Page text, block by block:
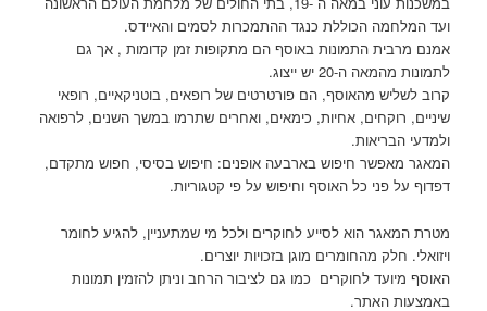
ועד המלחמה הכוללת כנגד ההתמכרות לסמים והאיידס.
אמנם מרבית התמונות באוסף הם מתקופות זמן קדומות , אך גם
לתמונות מהמאה ה-20 יש ייצוג.
קרוב לשליש מהאוסף, הם פורטרטים של רופאים, בוטניקאיים, רופאי
שיניים, רוקחים, אחיות, כימאים, ואחרים שתרמו במשך השנים, לרפואה
ולמדעי הבריאות.
המאגר מאפשר חיפוש בארבעה אופנים: חיפוש בסיסי, חפוש מתקדם,
דפדוף על פני כל האוסף וחיפוש על פי קטגוריות.
מטרת המאגר הוא לסייע לחוקרים ולכל מי שמתעניין, להגיע לחומר
ויזואלי. חלק מהחומרים מוגן בזכויות יוצרים.
האוסף מיועד לחוקרים כמו גם לציבור הרחב וניתן להזמין תמונות
באמצעות האתר.